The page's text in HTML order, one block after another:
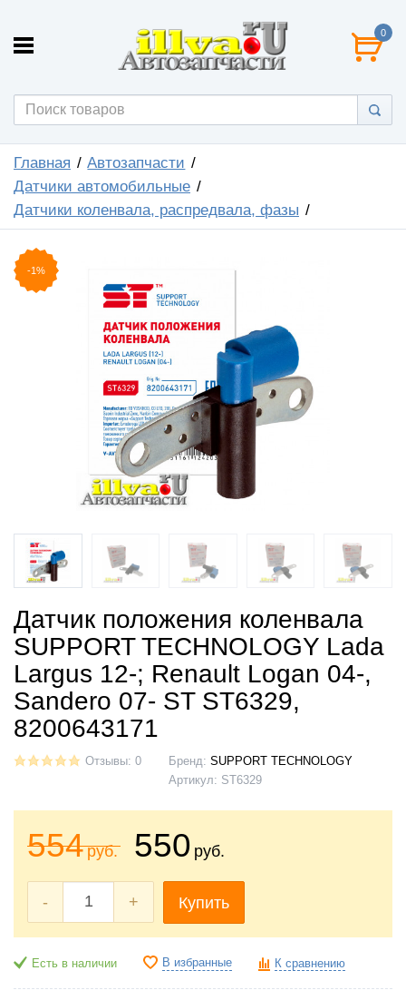
0
Главная
Автозапчасти
Датчики автомобильные
Датчики коленвала, распредвала, фазы
-1%
Датчик положения коленвала
SUPPORT TECHNOLOGY Lada
Largus 12-; Renault Logan 04-,
Sandero 07- ST ST6329,
8200643171
Отзывы: 0 Бренд: SUPPORT TECHNOLOGY
Артикул: ST6329
554руб. 550 руб.
- + Купить
Есть в наличии В избранные К сравнению